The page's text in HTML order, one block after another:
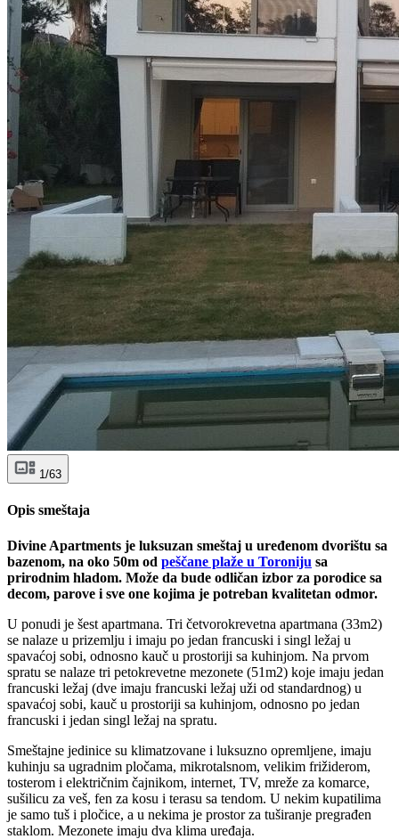
1/63
Opis smeštaja
Divine Apartments je luksuzan smeštaj u uređenom dvorištu sa
bazenom, na oko 50m od peščane plaže u Toroniju sa
prirodnim hladom. Može da bude odličan izbor za porodice sa
decom, parove i sve one kojima je potreban kvalitetan odmor.
U ponudi je šest apartmana. Tri četvorokrevetna apartmana (33m2)
se nalaze u prizemlju i imaju po jedan francuski i singl ležaj u
spavaćoj sobi, odnosno kauč u prostoriji sa kuhinjom. Na prvom
spratu se nalaze tri petokrevetne mezonete (51m2) koje imaju jedan
francuski ležaj (dve imaju francuski ležaj uži od standardnog) u
spavaćoj sobi, kauč u prostoriji sa kuhinjom, odnosno po jedan
francuski i jedan singl ležaj na spratu.
Smeštajne jedinice su klimatzovane i luksuzno opremljene, imaju
kuhinju sa ugradnim pločama, mikrotalsnom, velikim frižiderom,
tosterom i električnim čajnikom, internet, TV, mreže za komarce,
sušilicu za veš, fen za kosu i terasu sa tendom. U nekim kupatilima
je samo tuš i pločice, a u nekima je prostor za tuširanje pregrađen
staklom. Mezonete imaju dva klima uređaja.